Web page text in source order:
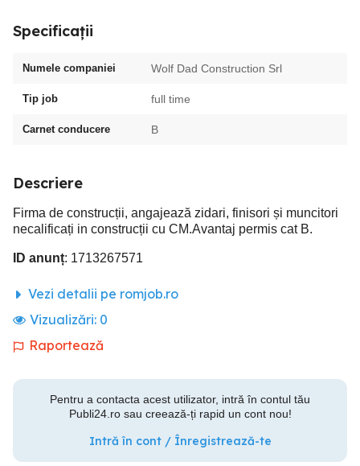
Specificații
Numele companiei Wolf Dad Construction Srl
Tip job full time
Carnet conducere B
Descriere
Firma de construcții, angajează zidari, finisori și muncitori
necalificați in construcții cu CM.Avantaj permis cat B.
ID anunț: 1713267571
Vezi detalii pe romjob.ro
Vizualizări: 0
Raportează
Pentru a contacta acest utilizator, intră în contul tău
Publi24.ro sau creează-ți rapid un cont nou!
Intră în cont / Înregistrează-te